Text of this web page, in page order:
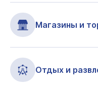
Магазины и
Отдых и